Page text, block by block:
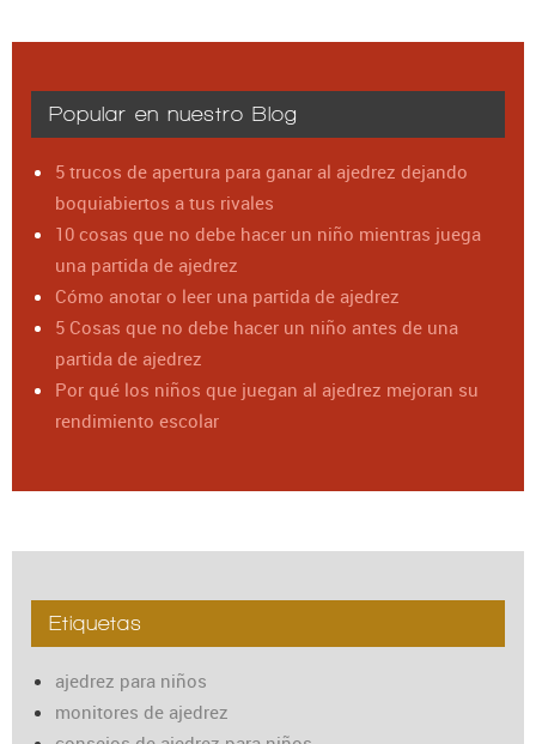
Popular en nuestro Blog
5 trucos de apertura para ganar al ajedrez dejando
boquiabiertos a tus rivales
10 cosas que no debe hacer un niño mientras juega
una partida de ajedrez
Cómo anotar o leer una partida de ajedrez
5 Cosas que no debe hacer un niño antes de una
partida de ajedrez
Por qué los niños que juegan al ajedrez mejoran su
rendimiento escolar
Etiquetas
ajedrez para niños
monitores de ajedrez